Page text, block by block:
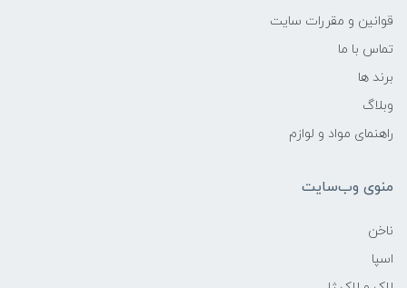
قوانین و مقررات سایت
تماس با ما
برند ها
وبلاگ
راهنمای مواد و لوازم
منوی وب‌سایت
ناخن
اسپا